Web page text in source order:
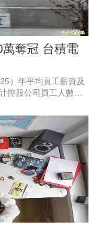
萬奪冠 台積電
）年平均員工薪資及
控股公司員工人數，